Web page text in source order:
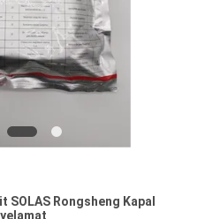
Rongsheng Kapal